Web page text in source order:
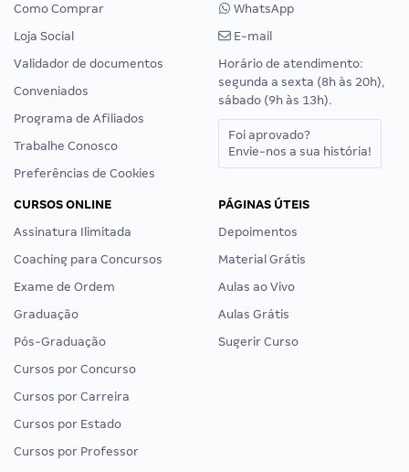
Como Comprar
Loja Social
Validador de documentos
Conveniados
Programa de Afiliados
Trabalhe Conosco
Preferências de Cookies
WhatsApp
E-mail
Horário de atendimento:
segunda a sexta (8h às 20h),
sábado (9h às 13h).
Foi aprovado?
Envie-nos a sua história!
CURSOS ONLINE
Assinatura Ilimitada
Coaching para Concursos
Exame de Ordem
Graduação
Pós-Graduação
Cursos por Concurso
Cursos por Carreira
Cursos por Estado
Cursos por Professor
PÁGINAS ÚTEIS
Depoimentos
Material Grátis
Aulas ao Vivo
Aulas Grátis
Sugerir Curso